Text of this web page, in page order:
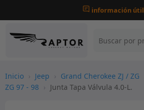
información útil
Inicio › Jeep › Grand Cherokee ZJ / ZG
ZG 97 - 98 › Junta Tapa Válvula 4.0-L.